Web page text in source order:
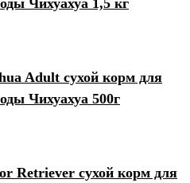
Чихуахуа 1,5 кг
Adult сухой корм для
Чихуахуа 500г
Retriever сухой корм для